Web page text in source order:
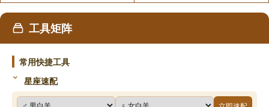
岁运应期：
逢鼠年（子）、兔年（卯）、马年（午）、鸡年
（酉）需格外谨慎感情与法律纠纷。
若大运逢“戊戌”、“己未”等强土运，可压制桃花刑
害，反利事业。
工具矩阵
常用快捷工具
星座速配